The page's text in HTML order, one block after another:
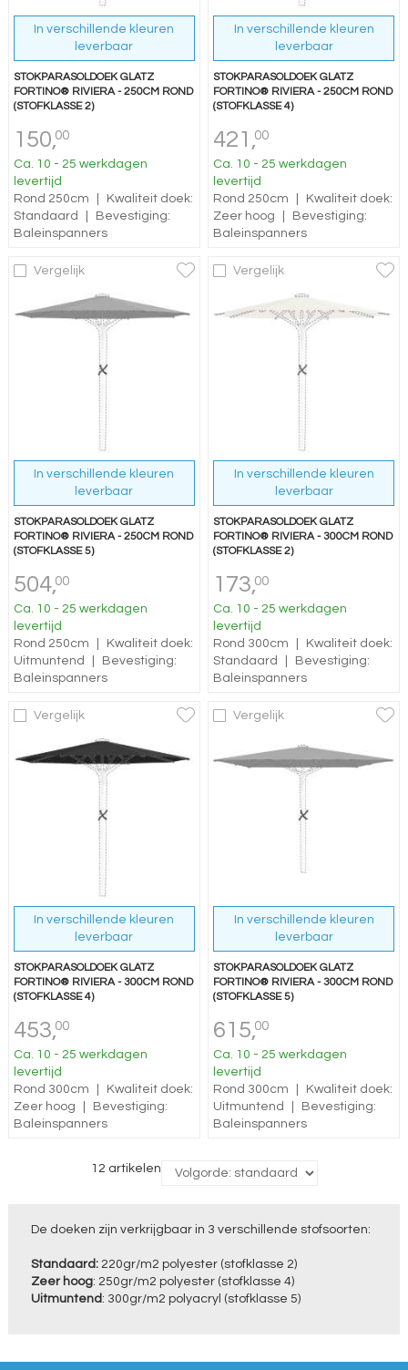
In verschillende kleuren
leverbaar
STOKPARASOLDOEK GLATZ
FORTINO® RIVIERA - 250CM ROND
(STOFKLASSE 2)
150,00
Ca. 10 - 25 werkdagen
levertijd
Rond 250cm
Kwaliteit doek:
Standaard
Bevestiging:
Baleinspanners
In verschillende kleuren
leverbaar
STOKPARASOLDOEK GLATZ
FORTINO® RIVIERA - 250CM ROND
(STOFKLASSE 4)
421,00
Ca. 10 - 25 werkdagen
levertijd
Rond 250cm
Kwaliteit doek:
Zeer hoog
Bevestiging:
Baleinspanners
Vergelijk
In verschillende kleuren
leverbaar
STOKPARASOLDOEK GLATZ
FORTINO® RIVIERA - 250CM ROND
(STOFKLASSE 5)
504,00
Ca. 10 - 25 werkdagen
levertijd
Rond 250cm
Kwaliteit doek:
Uitmuntend
Bevestiging:
Baleinspanners
Vergelijk
In verschillende kleuren
leverbaar
STOKPARASOLDOEK GLATZ
FORTINO® RIVIERA - 300CM ROND
(STOFKLASSE 2)
173,00
Ca. 10 - 25 werkdagen
levertijd
Rond 300cm
Kwaliteit doek:
Standaard
Bevestiging:
Baleinspanners
Vergelijk
In verschillende kleuren
leverbaar
STOKPARASOLDOEK GLATZ
FORTINO® RIVIERA - 300CM ROND
(STOFKLASSE 4)
453,00
Ca. 10 - 25 werkdagen
levertijd
Rond 300cm
Kwaliteit doek:
Zeer hoog
Bevestiging:
Baleinspanners
Vergelijk
In verschillende kleuren
leverbaar
STOKPARASOLDOEK GLATZ
FORTINO® RIVIERA - 300CM ROND
(STOFKLASSE 5)
615,00
Ca. 10 - 25 werkdagen
levertijd
Rond 300cm
Kwaliteit doek:
Uitmuntend
Bevestiging:
Baleinspanners
12 artikelen
De doeken zijn verkrijgbaar in 3 verschillende stofsoorten:
Standaard: 220gr/m2 polyester (stofklasse 2)
Zeer hoog: 250gr/m2 polyester (stofklasse 4)
Uitmuntend : 300gr/m2 polyacryl (stofklasse 5)